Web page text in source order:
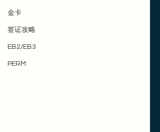
金卡
签证攻略
EB2/EB3
PERM